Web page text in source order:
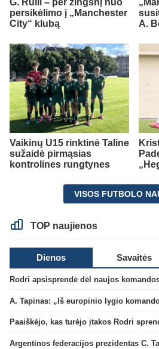
G. Rulli – per žingsnį nuo
persikėlimo į „Manchester
City“ klubą
A.
Vaikinų U15 rinktinė Taline
sužaidė pirmąsias
kontrolines rungtynes
VISOS FUTBOLO
TOP naujienos
Dienos Savaitės
Rodri apsisprendė dėl naujos